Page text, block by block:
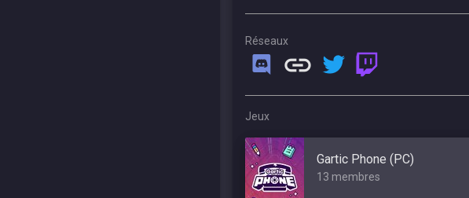
Réseaux
Jeux
Gartic Phone (PC)
13 membres